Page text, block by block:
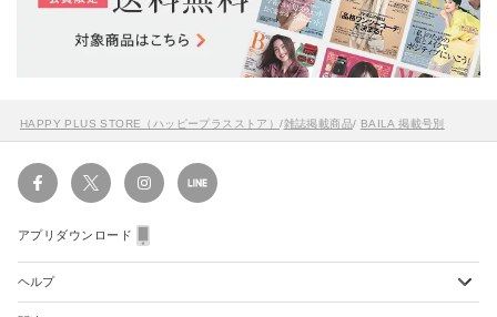
HAPPY PLUS STORE（ハッピープラスストア）/雑誌掲載商品/ BAILA 掲載号別
アプリダウンロード
ヘルプ